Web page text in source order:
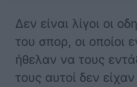
Δεν είναι λίγοι οι
του σπορ, οι οποίοι
ήθελαν να τους
τους αυτοί δεν